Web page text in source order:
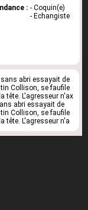
: - Coquin(e)
- Echangiste
abri essayait de
Collison, se faufile
tête. L'agresseur n'ax
abri essayait de
Collison, se faufile
tête. L'agresseur n'a